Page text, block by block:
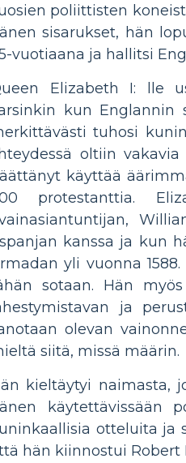
poliittisten
sisarukset, hän
vuotiaana ja hallitsi
Elizabeth I: lle
kun Englannin
tuhosi
oltiin
käyttää
protestanttia.
kanssa ja kun
yli vuonna
sotaan. Hän
ja
olevan
siitä, missä määrin.
kieltäytyi naimasta,
käytettävissään
otteluita ja
hän kiinnostui